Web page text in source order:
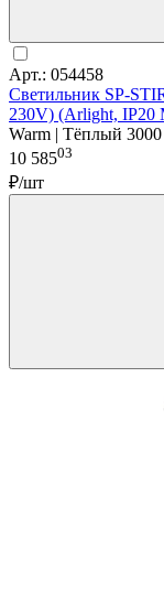
Арт.: 054458
Светильник SP-
230V) (Arlight, IP20
Warm | Тёплый
10 58503
₽/шт